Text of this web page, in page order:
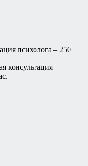
психолога – 250
консультация